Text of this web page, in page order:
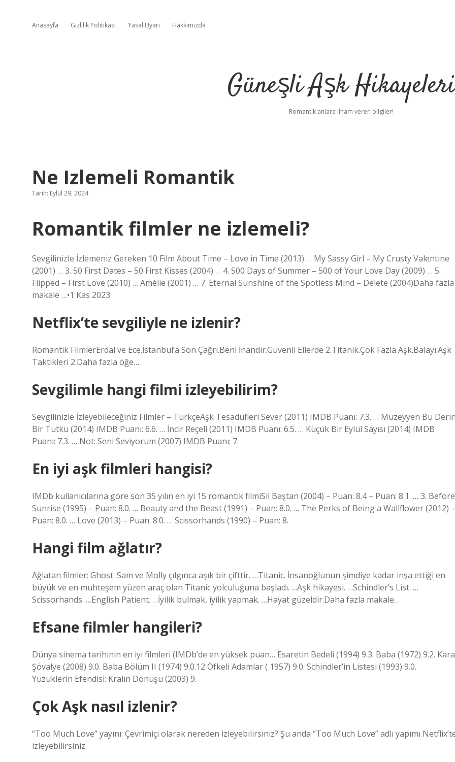
Anasayfa Gizlilik Politikası Yasal Uyarı Hakkımızda
Güneşli Aşk Hikayeleri
Romantik anlara ilham veren bilgiler!
Ne Izlemeli Romantik
Tarih: Eylül 29, 2024
Romantik filmler ne izlemeli?
Sevgilinizle İzlemeniz Gereken 10 Film About Time – Love in Time (2013) … My Sassy Girl – My Crusty Valentine
(2001) … 3. 50 First Dates – 50 First Kisses (2004) … 4. 500 Days of Summer – 500 of Your Love Day (2009) … 5.
Flipped – First Love (2010) … Amélie (2001) … 7. Eternal Sunshine of the Spotless Mind – Delete (2004)Daha fazla
makale …•1 Kas 2023
Netflix’te sevgiliyle ne izlenir?
Romantik FilmlerErdal ve Ece.İstanbul’a Son Çağrı.Beni İnandır.Güvenli Ellerde 2.Titanik.Çok Fazla Aşk.Balayı.Aşk
Taktikleri 2.Daha fazla öğe…
Sevgilimle hangi filmi izleyebilirim?
Sevgilinizle İzleyebileceğiniz Filmler – TürkçeAşk Tesadüfleri Sever (2011) IMDB Puanı: 7.3. … Müzeyyen Bu
Bir Tutku (2014) IMDB Puanı: 6.6. … İncir Reçeli (2011) IMDB Puanı: 6.5. … Küçük Bir Eylül Sayısı (2014) IMDB
Puanı: 7.3. … Not: Seni Seviyorum (2007) IMDB Puanı: 7.
En iyi aşk filmleri hangisi?
IMDb kullanıcılarına göre son 35 yılın en iyi 15 romantik filmiSil Baştan (2004) – Puan: 8.4 – Puan: 8.1. … 3. Before
Sunrise (1995) – Puan: 8.0. … Beauty and the Beast (1991) – Puan: 8.0. … The Perks of Being a Wallflower (2012) –
Puan: 8.0. … Love (2013) – Puan: 8.0. … Scissorhands (1990) – Puan: 8.
Hangi film ağlatır?
Ağlatan filmler: Ghost. Sam ve Molly çılgınca aşık bir çifttir. …Titanic. İnsanoğlunun şimdiye kadar inşa ettiği en
büyük ve en muhteşem yüzen araç olan Titanic yolculuğuna başladı. …Aşk hikayesi. …Schindler’s List. …
Scissorhands. …English Patient. …İyilik bulmak, iyilik yapmak. …Hayat güzeldir.Daha fazla makale…
Efsane filmler hangileri?
Dünya sinema tarihinin en iyi filmleri (IMDb’de en yüksek puan… Esaretin Bedeli (1994) 9.3. Baba (1972) 9.2. Kara
Şövalye (2008) 9.0. Baba Bölüm II (1974) 9.0.12 Öfkeli Adamlar ( 1957) 9.0. Schindler’in Listesi (1993) 9.0.
Yüzüklerin Efendisi: Kralın Dönüşü (2003) 9.
Çok Aşk nasıl izlenir?
“Too Much Love” yayını: Çevrimiçi olarak nereden izleyebilirsiniz? Şu anda “Too Much Love” adlı yapımı
izleyebilirsiniz.